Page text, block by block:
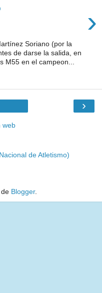
›
Soriano (por la
de darse la salida, en
M55 en el campeon...
›
web
de Atletismo)
Blogger.